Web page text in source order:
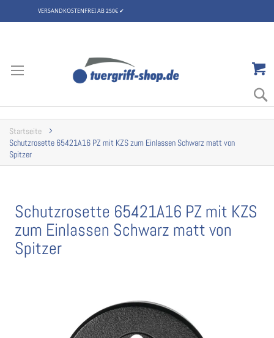
VERSANDKOSTENFREI AB 250€ ✔
springen
Startseite
Schutzrosette 65421A16 PZ mit KZS zum Einlassen Schwarz matt von
Spitzer
Schutzrosette 65421A16 PZ mit KZS
zum Einlassen Schwarz matt von
Spitzer